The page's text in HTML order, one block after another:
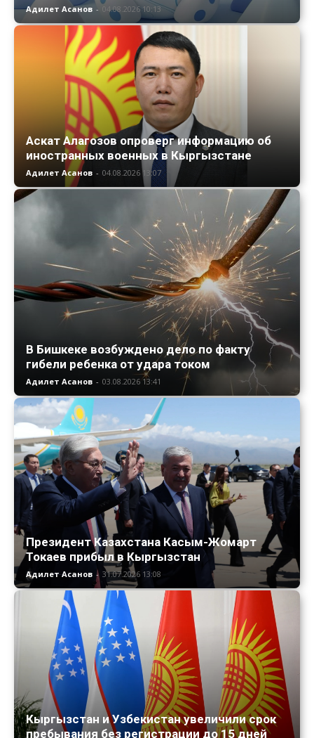
Адилет Асанов - 04.08.2026 10:13
Аскат Алагозов опроверг информацию об
иностранных военных в Кыргызстане
Адилет Асанов - 04.08.2026 13:07
В Бишкеке возбуждено дело по факту
гибели ребенка от удара током
Адилет Асанов - 03.08.2026 13:41
Президент Казахстана Касым-Жомарт
Токаев прибыл в Кыргызстан
Адилет Асанов - 31.07.2026 13:08
Кыргызстан и Узбекистан увеличили срок
пребывания без регистрации до 15 дней